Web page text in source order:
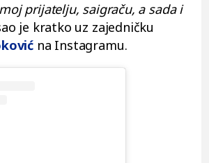
prijatelju, saigraču, a sada i
je kratko uz zajedničku
na Instagramu.